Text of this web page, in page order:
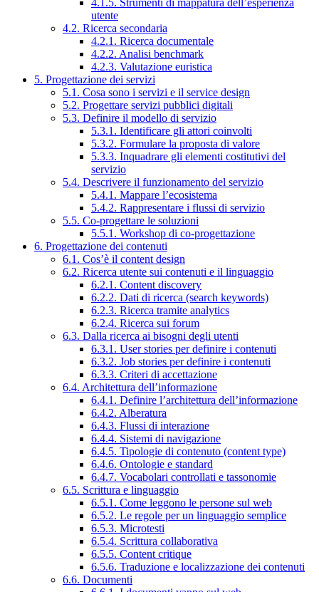
4.1.5. Strumenti di mappatura dell’esperienza
utente
4.2. Ricerca secondaria
4.2.1. Ricerca documentale
4.2.2. Analisi benchmark
4.2.3. Valutazione euristica
5. Progettazione dei servizi
5.1. Cosa sono i servizi e il service design
5.2. Progettare servizi pubblici digitali
5.3. Definire il modello di servizio
5.3.1. Identificare gli attori coinvolti
5.3.2. Formulare la proposta di valore
5.3.3. Inquadrare gli elementi costitutivi del
servizio
5.4. Descrivere il funzionamento del servizio
5.4.1. Mappare l’ecosistema
5.4.2. Rappresentare i flussi di servizio
5.5. Co-progettare le soluzioni
5.5.1. Workshop di co-progettazione
6. Progettazione dei contenuti
6.1. Cos’è il content design
6.2. Ricerca utente sui contenuti e il linguaggio
6.2.1. Content discovery
6.2.2. Dati di ricerca (search keywords)
6.2.3. Ricerca tramite analytics
6.2.4. Ricerca sui forum
6.3. Dalla ricerca ai bisogni degli utenti
6.3.1. User stories per definire i contenuti
6.3.2. Job stories per definire i contenuti
6.3.3. Criteri di accettazione
6.4. Architettura dell’informazione
6.4.1. Definire l’architettura dell’informazione
6.4.2. Alberatura
6.4.3. Flussi di interazione
6.4.4. Sistemi di navigazione
6.4.5. Tipologie di contenuto (content type)
6.4.6. Ontologie e standard
6.4.7. Vocabolari controllati e tassonomie
6.5. Scrittura e linguaggio
6.5.1. Come leggono le persone sul web
6.5.2. Le regole per un linguaggio semplice
6.5.3. Microtesti
6.5.4. Scrittura collaborativa
6.5.5. Content critique
6.5.6. Traduzione e localizzazione dei contenuti
6.6. Documenti